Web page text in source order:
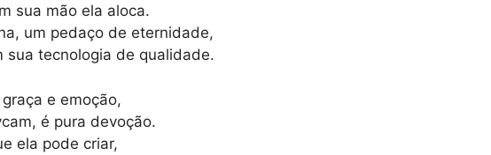
sua mão ela aloca.
um pedaço de eternidade,
sua tecnologia de qualidade.
e emoção,
é pura devoção.
ela pode criar,